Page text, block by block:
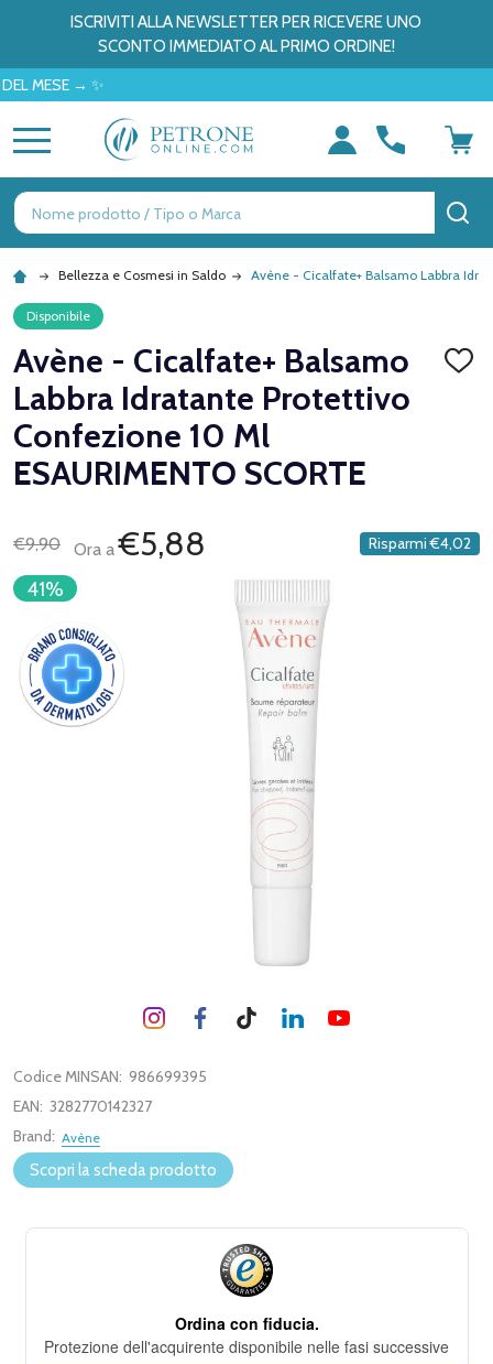
ISCRIVITI ALLA NEWSLETTER PER RICEVERE UNO
SCONTO IMMEDIATO AL PRIMO ORDINE!
→ ✨
Ricerca
Bellezza e Cosmesi in Saldo Avène - Cicalfate+ Balsamo Labbra
Disponibile
Avène - Cicalfate+ Balsamo
Labbra Idratante Protettivo
Confezione 10 Ml
ESAURIMENTO SCORTE
€9,90 Ora a€5,88 Risparmi €4,02
41%
Codice MINSAN: 986699395
EAN: 3282770142327
Brand: Avène
Scopri la scheda prodotto